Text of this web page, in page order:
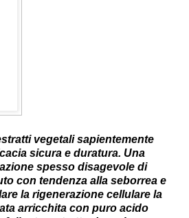
vegetali sapientemente
sicura e duratura. Una
spesso disagevole di
con tendenza alla seborrea e
la rigenerazione cellulare la
arricchita con puro acido